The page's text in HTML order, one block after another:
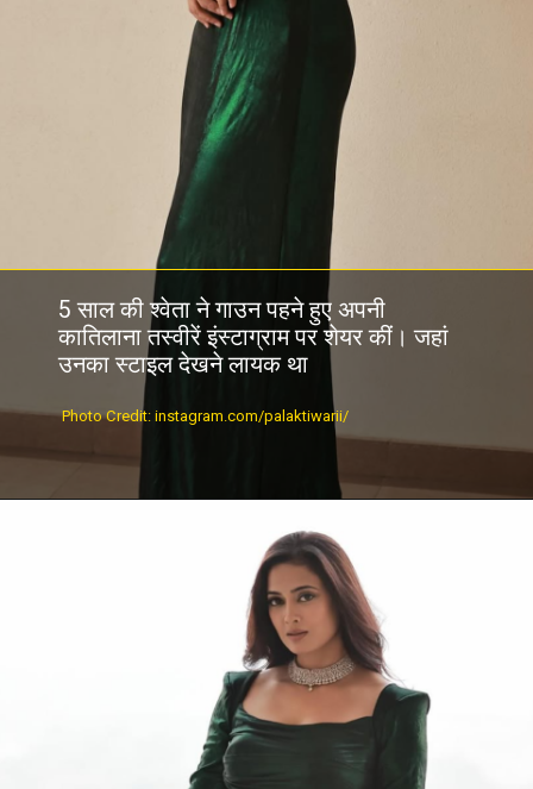
5 साल की श्वेता ने गाउन पहने हुए अपनी
कातिलाना तस्वीरें इंस्टाग्राम पर शेयर कीं। जहां
उनका स्टाइल देखने लायक था
Photo Credit: instagram.com/palaktiwarii/